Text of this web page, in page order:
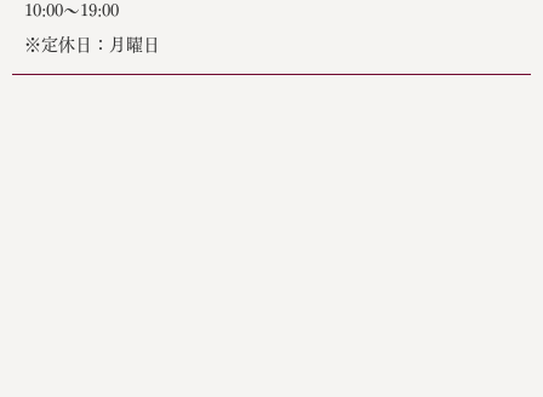
10:00〜19:00
※定休日：月曜日